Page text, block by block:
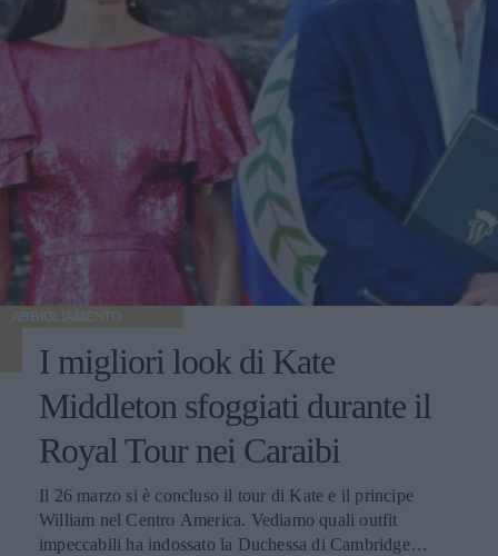
ABBIGLIAMENTO
I migliori look di Kate
Middleton sfoggiati durante il
Royal Tour nei Caraibi
Il 26 marzo si è concluso il tour di Kate e il principe
William nel Centro America. Vediamo quali outfit
impeccabili ha indossato la Duchessa di Cambridge